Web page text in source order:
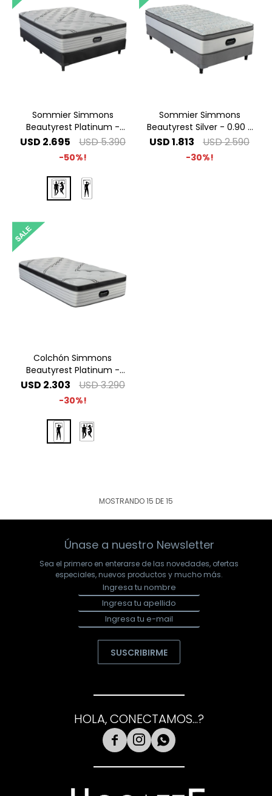
Sommier Simmons
Beautyrest Platinum -
1.40 x 1.90 2 Plazas
USD 2.695 USD5.390
50
Sommier Simmons
Beautyrest Silver - 0.90 x
1.90 1 Plaza
USD1.813 USD2.590
30
Colchón Simmons
Beautyrest Platinum -
1.00 x 2.00 1 Plaza Especial
USD 2.303 USD3.290
30
MOSTRANDO15 DE15
Únase a nuestro Newsletter
Sea el primero en enterarse de las novedades, ofertas
especiales, nuevos productos y mucho más.
SUSCRIBIRME
HOLA, CONECTAMOS...?
  